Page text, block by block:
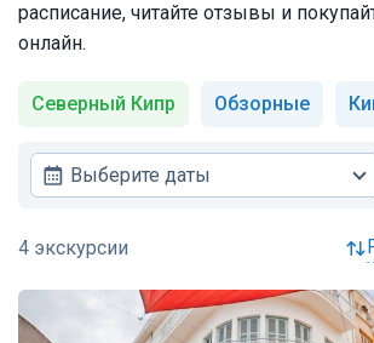
расписание, читайте отзывы и
онлайн.
Северный Кипр Обзорные
Выберите даты